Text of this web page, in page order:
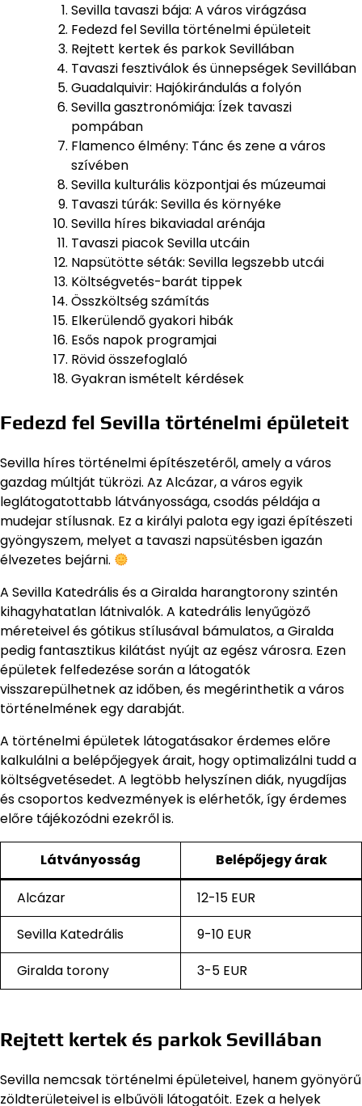
Sevilla tavaszi bája: A város virágzása
Fedezd fel Sevilla történelmi épületeit
Rejtett kertek és parkok Sevillában
Tavaszi fesztiválok és ünnepségek Sevillában
Guadalquivir: Hajókirándulás a folyón
Sevilla gasztronómiája: Ízek tavaszi
pompában
Flamenco élmény: Tánc és zene a város
szívében
Sevilla kulturális központjai és múzeumai
Tavaszi túrák: Sevilla és környéke
Sevilla híres bikaviadal arénája
Tavaszi piacok Sevilla utcáin
Napsütötte séták: Sevilla legszebb utcái
Költségvetés-barát tippek
Összköltség számítás
Elkerülendő gyakori hibák
Esős napok programjai
Rövid összefoglaló
Gyakran ismételt kérdések
Fedezd fel Sevilla történelmi épületeit
Sevilla híres történelmi építészetéről, amely a város
gazdag múltját tükrözi. Az Alcázar, a város egyik
leglátogatottabb látványossága, csodás példája a
mudejar stílusnak. Ez a királyi palota egy igazi építészeti
gyöngyszem, melyet a tavaszi napsütésben igazán
élvezetes bejárni.
A Sevilla Katedrális és a Giralda harangtorony szintén
kihagyhatatlan látnivalók. A katedrális lenyűgöző
méreteivel és gótikus stílusával bámulatos, a Giralda
pedig fantasztikus kilátást nyújt az egész városra. Ezen
épületek felfedezése során a látogatók
visszarepülhetnek az időben, és megérinthetik a város
történelmének egy darabját.
A történelmi épületek látogatásakor érdemes előre
kalkulálni a belépőjegyek árait, hogy optimalizálni tudd a
költségvetésedet. A legtöbb helyszínen diák, nyugdíjas
és csoportos kedvezmények is elérhetők, így érdemes
előre tájékozódni ezekről is.
Látványosság Belépőjegy árak
Alcázar
12-15 EUR
Sevilla Katedrális
9-10 EUR
Giralda torony
3-5 EUR
Rejtett kertek és parkok Sevillában
Sevilla nemcsak történelmi épületeivel, hanem gyönyörű
zöldterületeivel is elbűvöli látogatóit. Ezek a helyek